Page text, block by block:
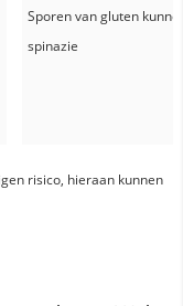
Sporen van gluten
spinazie
risico, hieraan kunnen